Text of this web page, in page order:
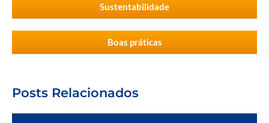
Sustentabilidade
Boas práticas
Posts Relacionados